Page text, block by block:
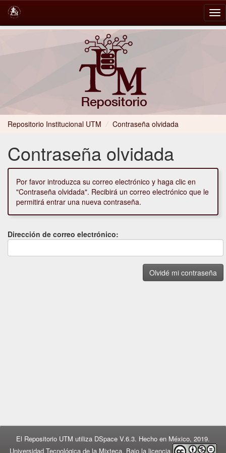
Repositorio Institucional UTM / Contraseña olvidada
Contraseña olvidada
Por favor introduzca su correo electrónico y haga clic en
"Contraseña olvidada". Recibirá un correo electrónico que le
permitirá entrar una nueva contraseña.
Dirección de correo electrónico:
El Repositorio UTM utiliza DSpace V.6.3. Hecho en México, 2019.
Universidad Tecnológica de la Mixteca. Bajo la licencia